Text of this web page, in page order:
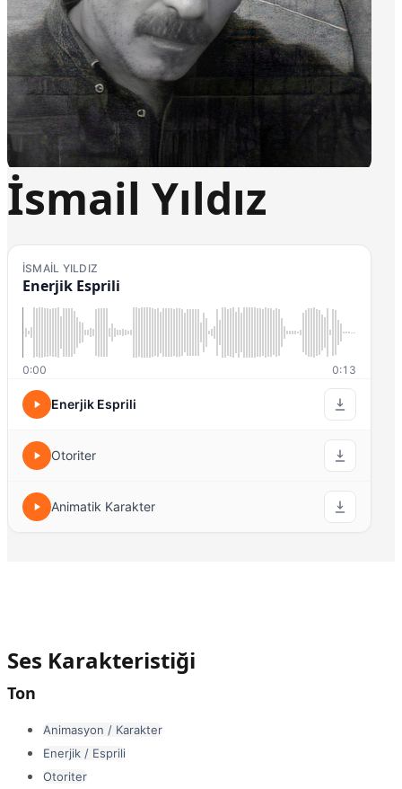
İsmail Yıldız
İSMAIL YILDIZ
Enerjik Esprili
0:00 0:13
Enerjik Esprili
Otoriter
Animatik Karakter
Ses Karakteristiği
Ton
Animasyon / Karakter
Enerjik / Esprili
Otoriter